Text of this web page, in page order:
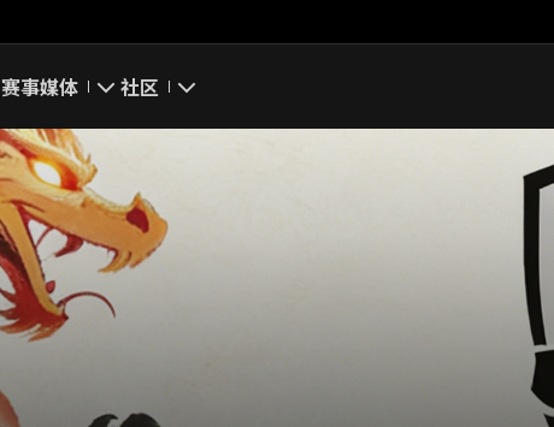
赛事媒体
游戏截图
游戏壁纸
游戏音乐
你好，吾久
社区
搜索玩家